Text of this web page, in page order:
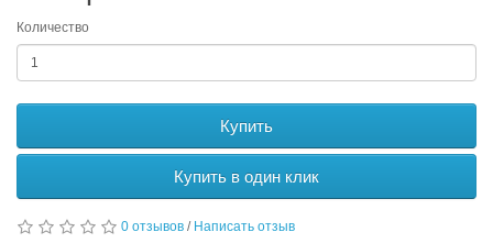
Количество
Купить
Купить в один клик
0 отзывов / Написать отзыв